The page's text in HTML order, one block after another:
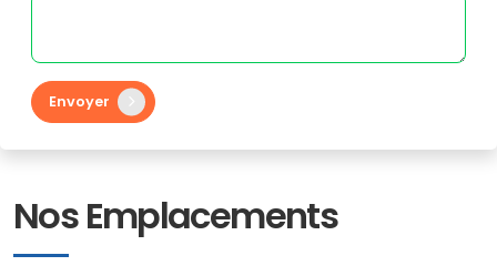
Envoyer
Nos Emplacements